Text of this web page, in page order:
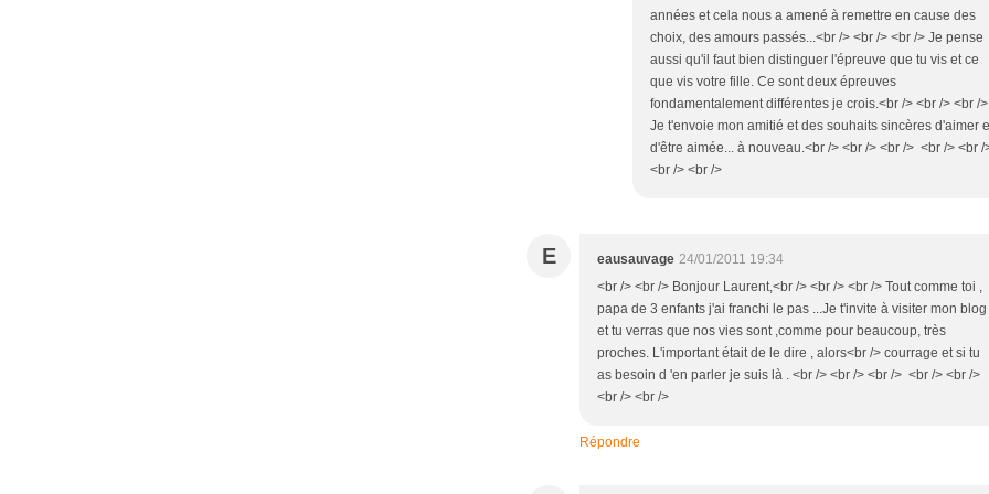
années et cela nous a amené à remettre en cause des
choix, des amours passés...<br /> <br /> <br /> Je pense
aussi qu'il faut bien distinguer l'épreuve que tu vis et ce
que vis votre fille. Ce sont deux épreuves
fondamentalement différentes je crois.<br /> <br /> <br />
Je t'envoie mon amitié et des souhaits sincères d'aimer
d'être aimée... à nouveau.<br /> <br /> <br /> <br /> <br /
<br /> <br />
E eausauvage 24/01/2011 19:34
<br /> <br /> Bonjour Laurent,<br /> <br /> <br /> Tout comme toi ,
papa de 3 enfants j'ai franchi le pas ...Je t'invite à visiter mon blog
et tu verras que nos vies sont ,comme pour beaucoup, très
proches. L'important était de le dire , alors<br /> courrage et si tu
as besoin d 'en parler je suis là . <br /> <br /> <br /> <br /> <br />
<br /> <br />
Répondre